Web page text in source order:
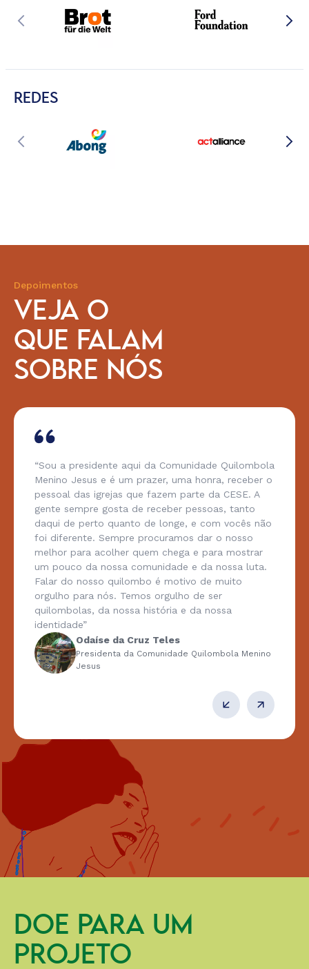
REDES
Depoimentos
VEJA O
QUE FALAM
SOBRE NÓS
“Sou a presidente aqui da Comunidade Quilombola
Menino Jesus e é um prazer, uma honra, receber o
pessoal das igrejas que fazem parte da CESE. A
gente sempre gosta de receber pessoas, tanto
daqui de perto quanto de longe, e com vocês não
foi diferente. Sempre procuramos dar o nosso
melhor para acolher quem chega e para mostrar
um pouco da nossa comunidade e da nossa luta.
Falar do nosso quilombo é motivo de muito
orgulho para nós. Temos orgulho de ser
quilombolas, da nossa história e da nossa
identidade”
Odaíse da Cruz Teles
Presidenta da Comunidade Quilombola Menino
Jesus
DOE PARA UM
PROJETO